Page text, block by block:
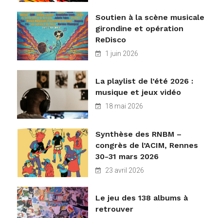
Soutien à la scène musicale
girondine et opération
ReDisco
1 juin 2026
La playlist de l’été 2026 :
musique et jeux vidéo
18 mai 2026
Synthèse des RNBM –
congrès de l’ACIM, Rennes
30-31 mars 2026
23 avril 2026
Le jeu des 138 albums à
retrouver